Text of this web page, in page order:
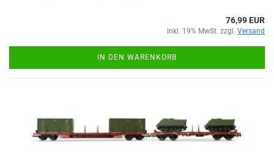
76,99 EUR
inkl. 19% MwSt. zzgl. Versand
IN DEN WARENKORB